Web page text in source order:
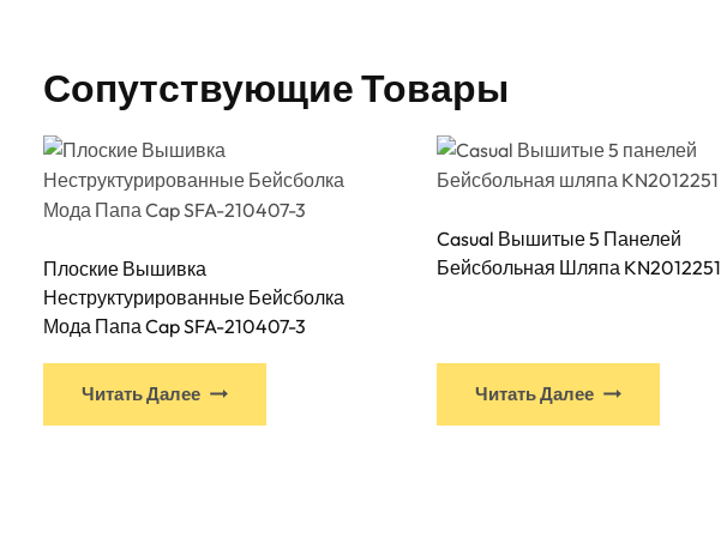
Сопутствующие Товары
Плоские Вышивка
Неструктурированные Бейсболка
Мода Папа Cap SFA-210407-3
Читать Далее
Casual Вышитые 5 Панелей
Бейсбольная Шляпа KN2012251
Читать Далее